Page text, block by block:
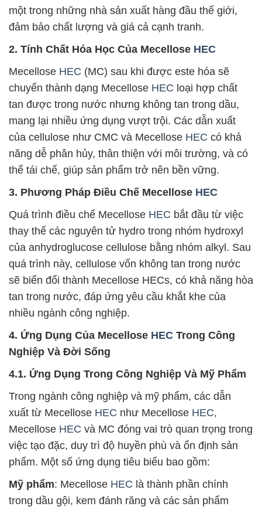
một trong những nhà sản xuất hàng đầu thế giới,
đảm bảo chất lượng và giá cả cạnh tranh.
2. Tính Chất Hóa Học Của Mecellose HEC
Mecellose HEC (MC) sau khi được este hóa sẽ
chuyển thành dạng Mecellose HEC loại hợp chất
tan được trong nước nhưng không tan trong dầu,
mang lại nhiều ứng dụng vượt trội. Các dẫn xuất
của cellulose như CMC và Mecellose HEC có khả
năng dễ phân hủy, thân thiện với môi trường, và có
thể tái chế, giúp sản phẩm trở nên bền vững.
3. Phương Pháp Điều Chế Mecellose HEC
Quá trình điều chế Mecellose HEC bắt đầu từ việc
thay thế các nguyên tử hydro trong nhóm hydroxyl
của anhydroglucose cellulose bằng nhóm alkyl. Sau
quá trình này, cellulose vốn không tan trong nước
sẽ biến đổi thành Mecellose HECs, có khả năng hòa
tan trong nước, đáp ứng yêu cầu khắt khe của
nhiều ngành công nghiệp.
4. Ứng Dụng Của Mecellose HEC Trong Công
Nghiệp Và Đời Sống
4.1. Ứng Dụng Trong Công Nghiệp Và Mỹ Phẩm
Trong ngành công nghiệp và mỹ phẩm, các dẫn
xuất từ Mecellose HEC như Mecellose HEC,
Mecellose HEC và MC đóng vai trò quan trọng trong
việc tạo đặc, duy trì độ huyền phù và ổn định sản
phẩm. Một số ứng dụng tiêu biểu bao gồm:
Mỹ phẩm: Mecellose HEC là thành phần chính
trong dầu gội, kem đánh răng và các sản phẩm